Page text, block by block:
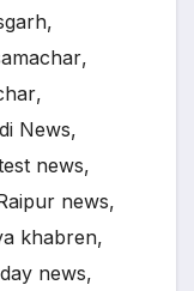
,
,
,
News,
news,
news,
khabren,
news,